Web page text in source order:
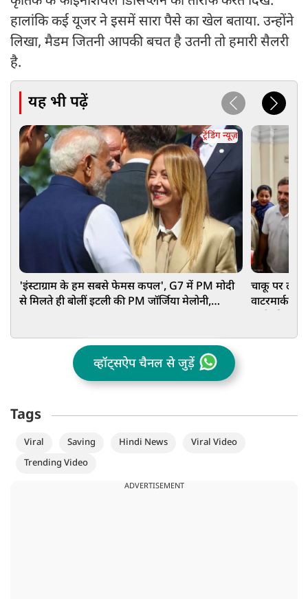
हालांकि कई यूजर ने इसमें सारा पैसे का खेल बताया. उन्होंने
लिखा, मैडम जितनी आपकी बचत है उतनी तो हमारी सैलरी
है.
यह भी पढ़ें
ट्रेंडिंग न्यूज़
'इंस्टाग्राम के हम सबसे फेमस कपल', G7 में PM मोदी
से मिलते ही बोलीं इटली की PM जॉर्जिया मेलोनी,
चाकू पर लगा
व्हॉट्सऐप चैनल से जुड़ें
Tags
Viral Saving Hindi News
Viral Video
Trending Video
ADVERTISEMENT